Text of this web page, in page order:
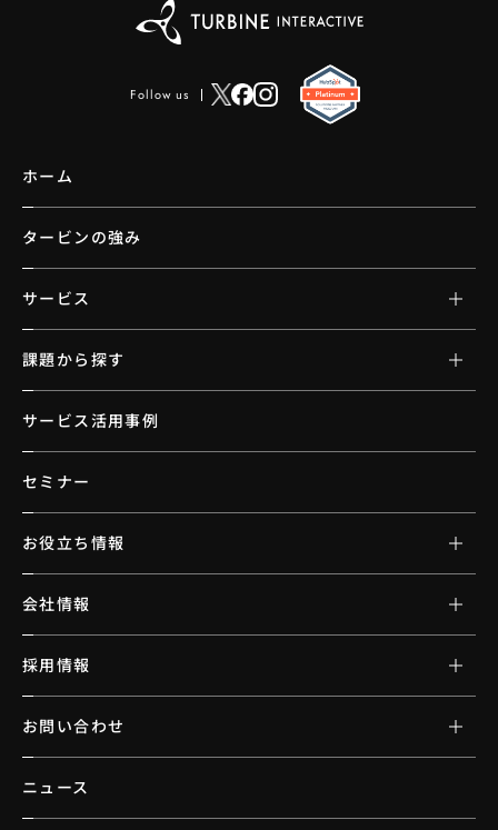
Follow us
ホーム
タービンの強み
サービス
課題から探す
サービス活用事例
セミナー
お役立ち情報
会社情報
採用情報
お問い合わせ
ニュース